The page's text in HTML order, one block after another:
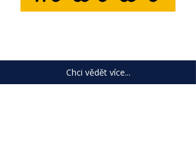
Chci vědět více...